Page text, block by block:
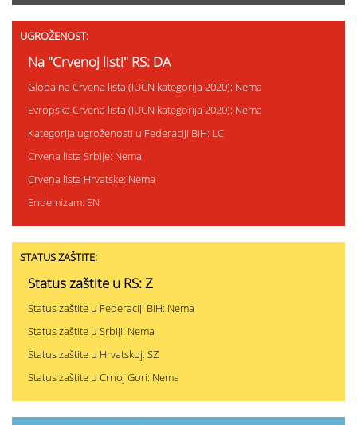
UGROŽENOST:
Na "Crvenoj listi" RS: DA
Globalna Crvena lista (IUCN kategorija 2020): Nema
Evropska Crvena lista (IUCN kategorija 2020): Nema
Kategorija ugroženosti u Federaciji BiH: LC
Crvena lista Srbije: Nema
Crvena lista Hrvatske: Nema
Endemizam: EN
STATUS ZAŠTITE:
Status zaštite u RS: Z
Status zaštite u Federaciji BiH: Nema
Status zaštite u Srbiji: Nema
Status zaštite u Hrvatskoj: SZ
Status zaštite u Crnoj Gori: Nema